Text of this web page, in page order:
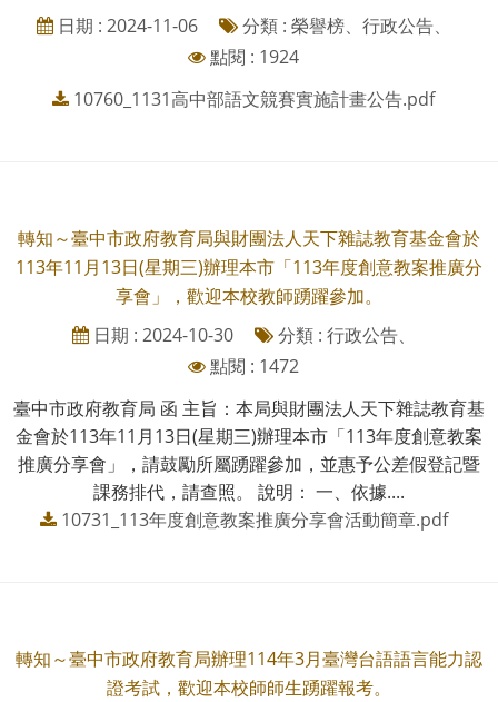
日期 : 2024-11-06
分類 : 榮譽榜、行政公告、
點閱 : 1924
10760_1131高中部語文競賽實施計畫公告.pdf
轉知～臺中市政府教育局與財團法人天下雜誌教育基金會於
113年11月13日(星期三)辦理本市「113年度創意教案推廣分
享會」，歡迎本校教師踴躍參加。
日期 : 2024-10-30
分類 : 行政公告、
點閱 : 1472
臺中市政府教育局 函 主旨：本局與財團法人天下雜誌教育基
金會於113年11月13日(星期三)辦理本市「113年度創意教案
推廣分享會」，請鼓勵所屬踴躍參加，並惠予公差假登記暨
課務排代，請查照。 說明： 一、依據....
10731_113年度創意教案推廣分享會活動簡章.pdf
轉知～臺中市政府教育局辦理114年3月臺灣台語語言能力認
證考試，歡迎本校師師生踴躍報考。